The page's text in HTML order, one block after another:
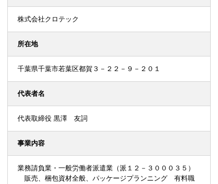
株式会社クロテック
所在地
千葉県千葉市若葉区都賀３－２２－９－２０１
代表者名
代表取締役 黒澤 友詞
事業内容
業務請負業・一般労働者派遣業（派１２－３０００３５）
販売、梱包資材全般、パッケージプランニング 有料職